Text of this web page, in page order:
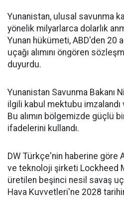
Yunanistan, ulusal savunma
yönelik milyarlarca dolarlık
Yunan hükümeti, ABD'den 20
uçağı alımını öngören
duyurdu.
Yunanistan Savunma Bakanı
ilgili kabul mektubu imzalandı
Bu alımın bölgemizde güçlü bir
ifadelerini kullandı.
DW Türkçe'nin haberine göre
ve teknoloji şirketi Lockheed
üretilen beşinci nesil savaş
Hava Kuvvetleri'ne 2028